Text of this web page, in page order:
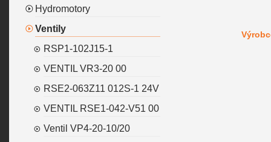
Hydromotory
Ventily
RSP1-102J15-1
VENTIL VR3-20 00
RSE2-063Z11 012S-1 24V
VENTIL RSE1-042-V51 00
Ventil VP4-20-10/20